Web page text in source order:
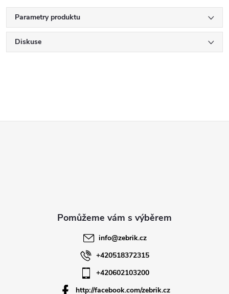
Parametry produktu
Diskuse
info@zebrik.cz
+420518372315
+420602103200
http://facebook.com/zebrik.cz